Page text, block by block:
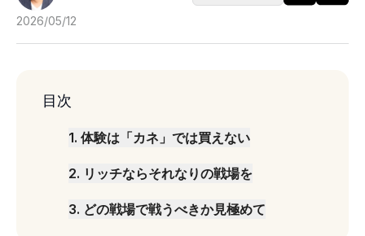
2026/05/12
目次
1. 体験は「カネ」では買えない
2. リッチならそれなりの戦場を
3. どの戦場で戦うべきか見極めて